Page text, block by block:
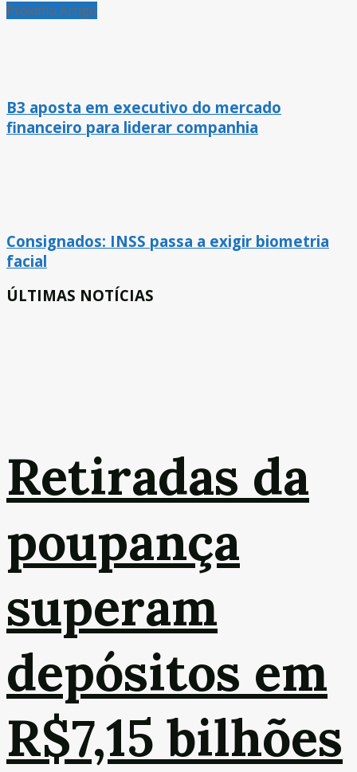
Próximo Artigo
B3 aposta em executivo do mercado
financeiro para liderar companhia
Consignados: INSS passa a exigir biometria
facial
ÚLTIMAS NOTÍCIAS
Retiradas da
poupança
superam
depósitos em
R$7,15 bilhões